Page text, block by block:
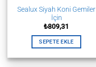
Sealux Siyah Koni Gemiler
İçin
₺809,31
SEPETE EKLE